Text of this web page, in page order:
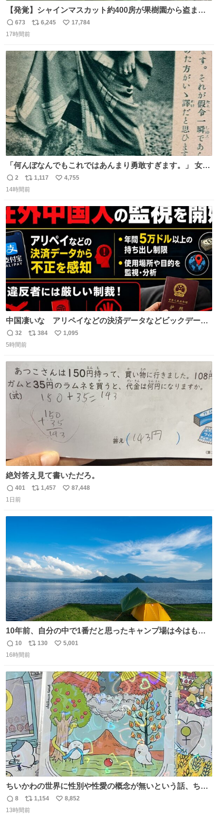
【発覚】シャインマスカット約400房が果樹園から盗まれ
る 栃木・佐野市 news.livedoor.com/article/detail… 被害
に遭った果樹園には防犯カメラなどはなく、シャインマス
今年に入って同様の被害は確認されておらず、警察はパト
ロールを強化する。
返
信
673
リ
ト
数
6,245
い
数
17,784
17時間前
「何んぼなんでもこれではあんまり勇敢すぎます。」 女性
の立ち振る舞い指南コーナーで、大股を「下品」や「はし
たない」という言葉を使わず「勇敢すぎます」と洒落っ気
っていきたい… （昭和4年婦人倶楽部新年号より）
返
信
2
リ
ポ
ト
数
1,117
い
数
4,755
14時間前
中国凄いな アリペイなどの決済データなどビックデータ
で海外にいる中国人の監視をはじめ、多額の資金決済など
があれば帰国命令を出しはじめたらしい。そして、パスポ
返
信
32
リ
ト
384
い
数
1,095
5時間前
絶対答え見て書いただろ。
返
信
401
リ
1,457
い
87,448
1日前
10年前、自分の中で1番だと思ったキャンプ場は今はもう
ない
返
信
10
リ
ポ
ト
数
130
い
数
5,001
16時間前
ちいかわの世界に性別や性愛の概念が無いという話、ちい
かわタロットでも恋人・女帝・女教皇あたりは性別を意識
させないように描かれてるんだよね。かなり徹底している
返
信
8
リ
ポ
1,154
い
8,852
13時間前